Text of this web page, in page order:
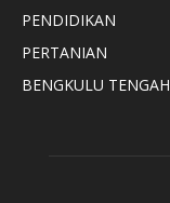
PENDIDIKAN
PERTANIAN
BENGKULU TENGAH